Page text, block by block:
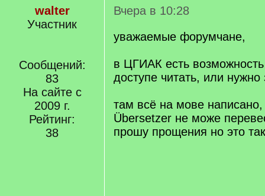
walter
Участник
Сообщений:
83
На сайте с
2009 г.
Рейтинг:
38
Вчера в 10:28
уважаемые форумчане,
в ЦГИАК есть
доступе читать, или нужно
там всё на мове
Übersetzer не може
прошу прощения но это